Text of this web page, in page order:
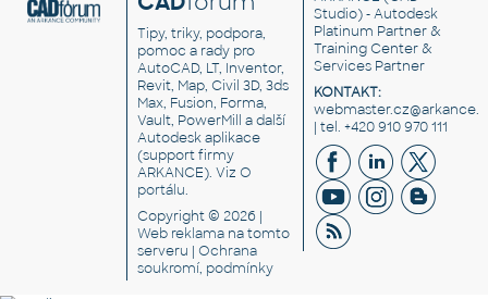
Tipy, triky, podpora,
pomoc a rady pro
AutoCAD, LT, Inventor,
Revit, Map, Civil 3D, 3ds
Max, Fusion, Forma,
Vault, PowerMill a další
Autodesk aplikace
(support firmy
ARKANCE). VizO
portálu.
Copyright © 2026 |
Web reklama na tomto
serveru |Ochrana
soukromí, podmínky
Studio) - Autodesk
Platinum Partner &
Training Center &
Services Partner
KONTAKT:
| tel. +420 910 970 111